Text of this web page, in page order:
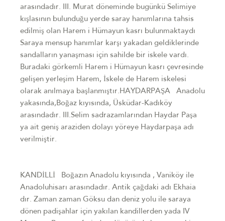
arasındadır. III. Murat döneminde bugünkü Selimiye
kışlasının bulunduğu yerde saray hanımlarına tahsis
edilmiş olan Harem i Hümayun kasrı bulunmaktaydı
Saraya mensup hanımlar karşı yakadan geldiklerinde
sandalların yanaşması için sahilde bir iskele vardı.
Buradaki görkemli Harem i Hümayun kasrı çevresinde
gelişen yerleşim Harem, İskele de Harem iskelesi
olarak anılmaya başlanmıştır.HAYDARPAŞA Anadolu
yakasında,Boğaz kıyısında, Üsküdar-Kadıköy
arasındadır. III.Selim sadrazamlarından Haydar Paşa
ya ait geniş araziden dolayı yöreye Haydarpaşa adı
verilmiştir.
KANDİLLİ Boğazın Anadolu kıyısında , Vaniköy ile
Anadoluhisarı arasındadır. Antik çağdaki adı Ekhaia
dır. Zaman zaman Göksu dan deniz yolu ile saraya
dönen padişahlar için yakılan kandillerden yada IV